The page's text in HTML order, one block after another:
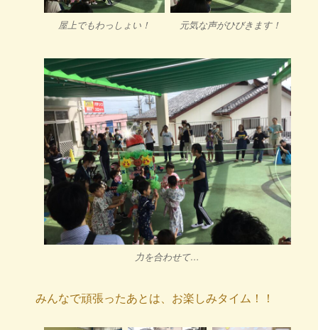
屋上でもわっしょい！ 元気な声がひびきます！
力を合わせて…
みんなで頑張ったあとは、お楽しみタイム！！